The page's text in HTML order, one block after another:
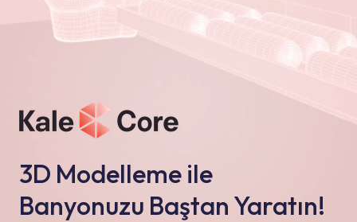
3D Modelleme ile
Banyonuzu Baştan Yaratın!